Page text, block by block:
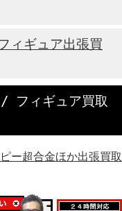
ィギュア出張買
/ フィギュア買取
ー超合金ほか出張買取